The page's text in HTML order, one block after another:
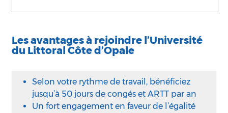
Les avantages à rejoindre l’Université
du Littoral Côte d’Opale
Selon votre rythme de travail, bénéficiez
jusqu’à 50 jours de congés et ARTT par an
Un fort engagement en faveur de l’égalité